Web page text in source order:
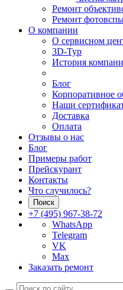
Ремонт
Ремонт
О компании
О сервисном
3D-Тур
История
Блог
Корпоративное
Наши
Доставка
Оплата
Отзывы о нас
Блог
Примеры работ
Прейскурант
Контакты
Что случилось?
Поиск
+7 (495) 967-38-72
WhatsApp
Telegram
VK
Max
Заказать ремонт